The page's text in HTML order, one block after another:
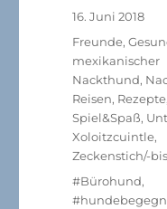
bei Schlaflosigkeit
Veröffentlicht
16. Juni 2018
Kategorien
Freunde,
mexikanischer
Nackthund,
Reisen, Rezepte
Spiel&Spaß,
Xoloitzcuintle,
Zeckenstich/-
Schlagwörter
#Bürohund,